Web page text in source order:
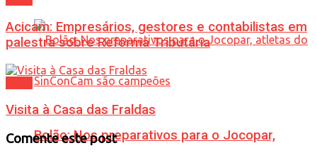
Bolão: Nos preparativos para o Jocopar,
Acicam: Empresários, gestores e contabilistas em
palestra sobre Reforma Tributária
Visita à Casa das Fraldas
Comente este post